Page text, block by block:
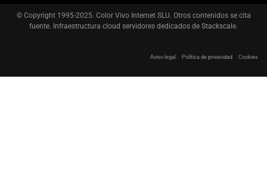
© Copyright 1995-2025. Color Vivo Internet SLU. Otros contenidos se cita
fuente. Infraestructura cloud servidores dedicados de Stackscale.
Aviso legal Política de privacidad Cookies